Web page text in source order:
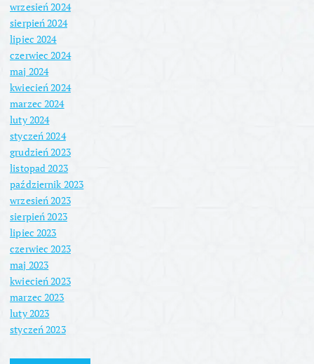
wrzesień 2024
sierpień 2024
lipiec 2024
czerwiec 2024
maj 2024
kwiecień 2024
marzec 2024
luty 2024
styczeń 2024
grudzień 2023
listopad 2023
październik 2023
wrzesień 2023
sierpień 2023
lipiec 2023
czerwiec 2023
maj 2023
kwiecień 2023
marzec 2023
luty 2023
styczeń 2023